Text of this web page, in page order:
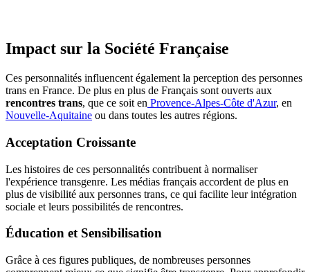
Impact sur la Société Française
Ces personnalités influencent également la perception des personnes
trans en France. De plus en plus de Français sont ouverts aux
rencontres trans, que ce soit en Provence-Alpes-Côte d'Azur, en
Nouvelle-Aquitaine ou dans toutes les autres régions.
Acceptation Croissante
Les histoires de ces personnalités contribuent à normaliser
l'expérience transgenre. Les médias français accordent de plus en
plus de visibilité aux personnes trans, ce qui facilite leur intégration
sociale et leurs possibilités de rencontres.
Éducation et Sensibilisation
Grâce à ces figures publiques, de nombreuses personnes